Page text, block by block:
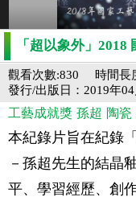
「超以象外」
時間長
觀看次數:830
發行/出版日：2019年04
工藝成就獎 孫超 陶瓷
本紀錄片旨在紀錄
－孫超先生的結晶
平、學習經歷、創